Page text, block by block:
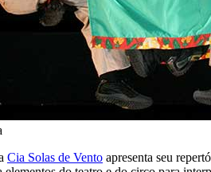
Cia Solas de Vento apresenta seu